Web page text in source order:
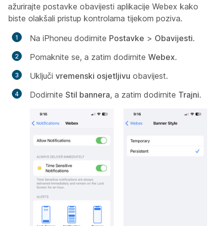
ažurirajte postavke obavijesti aplikacije Webex kako
biste olakšali pristup kontrolama tijekom poziva.
Na iPhoneu dodirnite Postavke > Obavijesti.
Pomaknite se, a zatim dodirnite Webex.
Uključi vremenski osjetljivu obavijest.
Dodirnite Stil bannera, a zatim dodirnite Trajni.